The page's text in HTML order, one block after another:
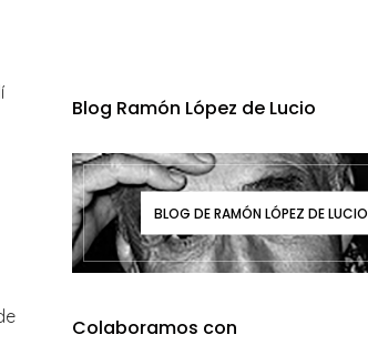
Blog Ramón López de Lucio
BLOG DE RAMÓN LÓPEZ DE LUCIO
Colaboramos con